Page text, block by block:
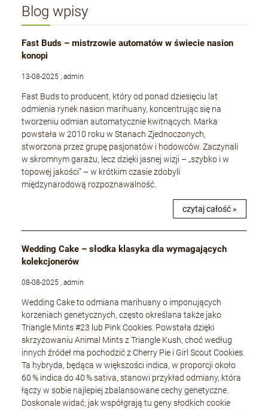
Blog wpisy
Fast Buds – mistrzowie automatów w świecie nasion
konopi
13-08-2025 , admin
Fast Buds to producent, który od ponad dziesięciu lat
odmienia rynek nasion marihuany, koncentrując się na
tworzeniu odmian automatycznie kwitnących. Marka
powstała w 2010 roku w Stanach Zjednoczonych,
stworzona przez grupę pasjonatów i hodowców. Zaczynali
w skromnym garażu, lecz dzięki jasnej wizji – „szybko i w
topowej jakości” – w krótkim czasie zdobyli
międzynarodową rozpoznawalność.
czytaj całość »
Wedding Cake – słodka klasyka dla wymagających
kolekcjonerów
08-08-2025 , admin
Wedding Cake to odmiana marihuany o imponujących
korzeniach genetycznych, często określana także jako
Triangle Mints #23 lub Pink Cookies. Powstała dzięki
skrzyżowaniu Animal Mints z Triangle Kush, choć według
innych źródeł ma pochodzić z Cherry Pie i Girl Scout Cookies.
Ta hybryda, będąca w większości indica, w proporcji około
60 % indica do 40 % sativa, stanowi przykład odmiany, która
łączy w sobie najlepiej zbalansowane cechy genetyczne.
Doskonale widać, jak współgrają tu geny słodkich cookie